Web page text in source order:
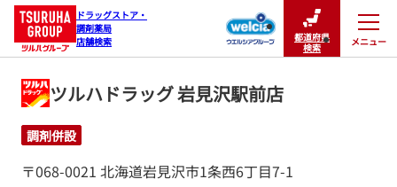
ドラッグストア・
調剤薬局
店舗検索
都道府県
検索
メニュー
閉じる
ツルハドラッグ 岩見沢駅前店
調剤併設
〒068-0021 北海道岩見沢市1条西6丁目7-1